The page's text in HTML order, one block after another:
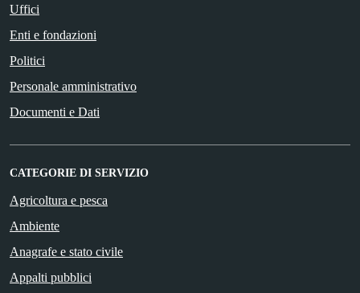
Uffici
Enti e fondazioni
Politici
Personale amministrativo
Documenti e Dati
CATEGORIE DI SERVIZIO
Agricoltura e pesca
Ambiente
Anagrafe e stato civile
Appalti pubblici